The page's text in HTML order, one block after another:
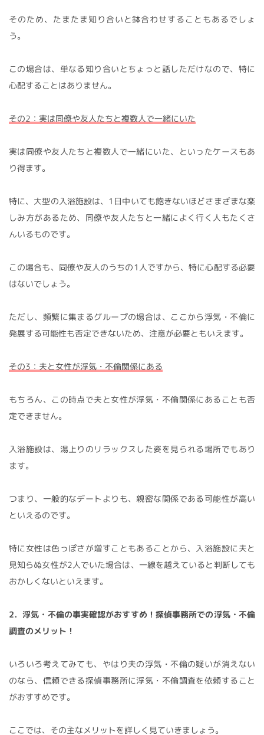
そのため、たまたま知り合いと鉢合わせすることもあるでしょ
う。
この場合は、単なる知り合いとちょっと話しただけなので、特に
心配することはありません。
その2：実は同僚や友人たちと複数人で一緒にいた
実は同僚や友人たちと複数人で一緒にいた、といったケースもあ
り得ます。
特に、大型の入浴施設は、1日中いても飽きないほどさまざまな楽
しみ方があるため、同僚や友人たちと一緒によく行く人もたくさ
んいるものです。
この場合も、同僚や友人のうちの1人ですから、特に心配する必要
はないでしょう。
ただし、頻繁に集まるグループの場合は、ここから浮気・不倫に
発展する可能性も否定できないため、注意が必要ともいえます。
その3：夫と女性が浮気・不倫関係にある
もちろん、この時点で夫と女性が浮気・不倫関係にあることも否
定できません。
入浴施設は、湯上りのリラックスした姿を見られる場所でもあり
ます。
つまり、一般的なデートよりも、親密な関係である可能性が高い
といえるのです。
特に女性は色っぽさが増すこともあることから、入浴施設に夫と
見知らぬ女性が2人でいた場合は、一線を越えていると判断しても
おかしくないといえます。
2．浮気・不倫の事実確認がおすすめ！探偵事務所での浮気・不倫
調査のメリット！
いろいろ考えてみても、やはり夫の浮気・不倫の疑いが消えない
のなら、信頼できる探偵事務所に浮気・不倫調査を依頼すること
がおすすめです。
ここでは、その主なメリットを詳しく見ていきましょう。